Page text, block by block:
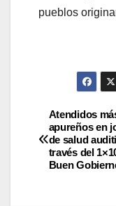
pueblos
Atendidos
apureños en
de salud
través del
Buen